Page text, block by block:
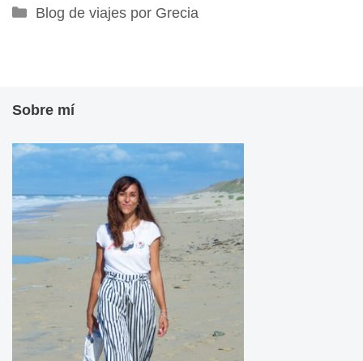
Categorías
Blog de viajes por Grecia
Sobre mí